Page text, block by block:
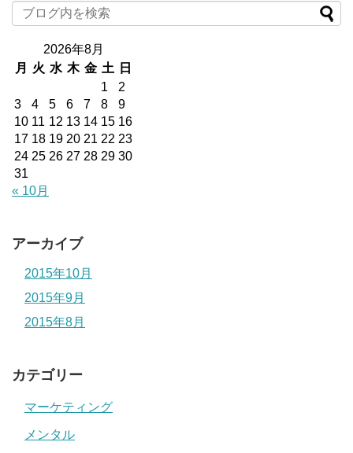
2026年8月
月
火 水 木 金 土
日
1
2
3
4 5 6 7 8
9
10 11 12 13 14 15 16
17 18 19 20 21 22 23
24 25 26 27 28 29 30
31
« 10月
アーカイブ
2015年10月
2015年9月
2015年8月
カテゴリー
マーケティング
メンタル